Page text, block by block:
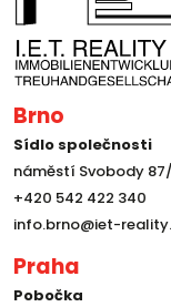
Brno
Sídlo společnosti
náměstí Svobody
+420 542 422 340
info.brno@iet-
Praha
Pobočka